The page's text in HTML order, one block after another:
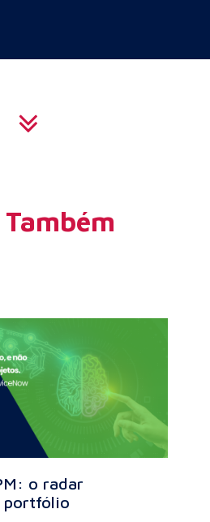
o radar
portfólio